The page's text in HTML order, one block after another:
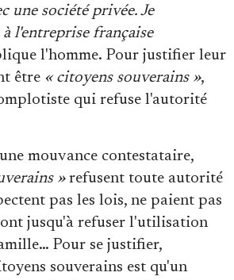
une société privée. Je
l'entreprise française
l'homme. Pour justifier leur
être « citoyens souverains »,
qui refuse l'autorité
mouvance contestataire,
» refusent toute autorité
pas les lois, ne paient pas
jusqu'à refuser l'utilisation
Pour se justifier,
souverains est qu'un